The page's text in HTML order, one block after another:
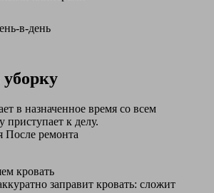
в-день
в назначенное время со всем
приступает к делу.
После ремонта
кровать
заправит кровать: сложит